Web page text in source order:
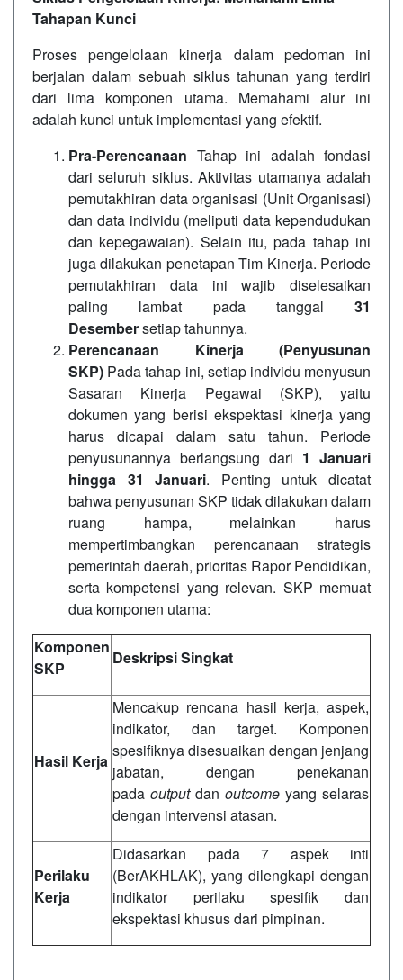
Tahapan Kunci
Proses pengelolaan kinerja dalam pedoman ini
berjalan dalam sebuah siklus tahunan yang terdiri
dari lima komponen utama. Memahami alur ini
adalah kunci untuk implementasi yang efektif.
Pra-Perencanaan Tahap ini adalah fondasi
dari seluruh siklus. Aktivitas utamanya adalah
pemutakhiran data organisasi (Unit Organisasi)
dan data individu (meliputi data kependudukan
dan kepegawaian). Selain itu, pada tahap ini
juga dilakukan penetapan Tim Kinerja. Periode
pemutakhiran data ini wajib diselesaikan
paling lambat pada tanggal 31
Desembersetiap tahunnya.
Perencanaan Kinerja (Penyusunan
SKP) Pada tahap ini, setiap individu menyusun
Sasaran Kinerja Pegawai (SKP), yaitu
dokumen yang berisi ekspektasi kinerja yang
harus dicapai dalam satu tahun. Periode
penyusunannya berlangsung dari 1 Januari
hingga 31 Januari. Penting untuk dicatat
bahwa penyusunan SKP tidak dilakukan dalam
ruang hampa, melainkan harus
mempertimbangkan perencanaan strategis
pemerintah daerah, prioritas Rapor Pendidikan,
serta kompetensi yang relevan. SKP memuat
dua komponen utama:
Komponen
SKP
Deskripsi Singkat
Hasil Kerja
Mencakup rencana hasil kerja, aspek,
indikator, dan target. Komponen
spesifiknya disesuaikan dengan jenjang
jabatan, dengan penekanan
pada outputdan outcome yang selaras
dengan intervensi atasan.
Perilaku
Kerja
Didasarkan pada 7 aspek inti
(BerAKHLAK), yang dilengkapi dengan
indikator perilaku spesifik dan
ekspektasi khusus dari pimpinan.